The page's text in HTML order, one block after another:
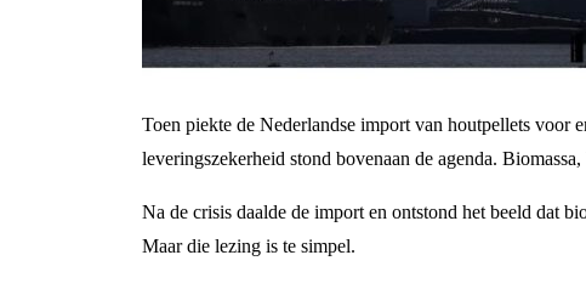
Toen piekte de Nederlandse import van houtpellets voor
leveringszekerheid stond bovenaan de agenda.
Na de crisis daalde de import en ontstond het beeld dat
Maar die lezing is te simpel.